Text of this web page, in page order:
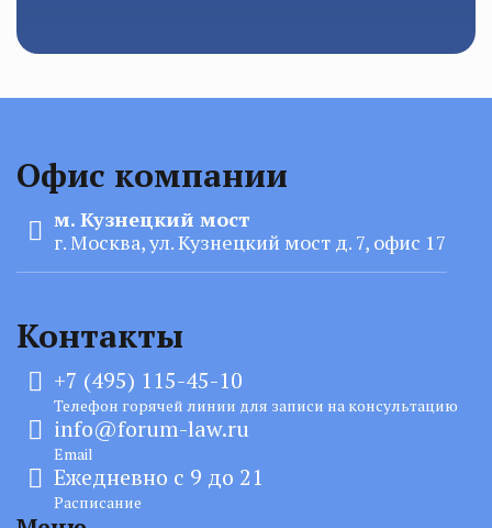
Офис компании
м. Кузнецкий мост
г. Москва, ул. Кузнецкий мост д. 7, офис 17
Контакты
+7 (495) 115-45-10
Телефон горячей линии для записи на консультацию
info@forum-law.ru
Email
Ежедневно с 9 до 21
Расписание